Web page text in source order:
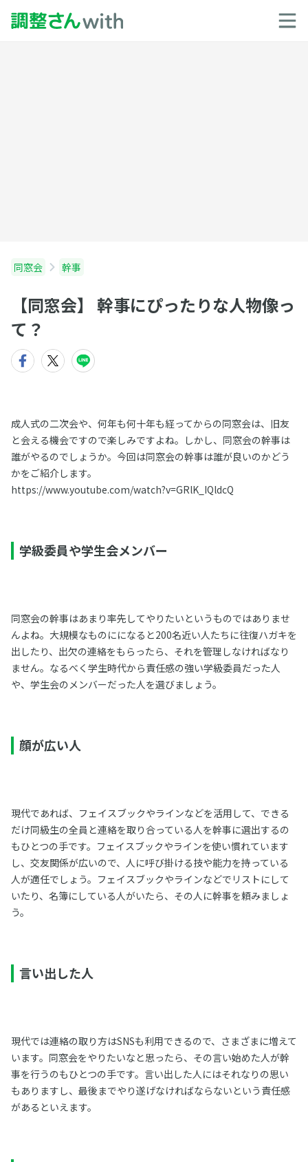
同窓会 幹事
【同窓会】 幹事にぴったりな人物像っ
て？
成人式の二次会や、何年も何十年も経ってからの同窓会は、旧友
と会える機会ですので楽しみですよね。しかし、同窓会の幹事は
誰がやるのでしょうか。今回は同窓会の幹事は誰が良いのかどう
かをご紹介します。
https://www.youtube.com/watch?v=GRlK_IQldcQ
学級委員や学生会メンバー
同窓会の幹事はあまり率先してやりたいというものではありませ
んよね。大規模なものにになると200名近い人たちに往復ハガキを
出したり、出欠の連絡をもらったら、それを管理しなければなり
ません。なるべく学生時代から責任感の強い学級委員だった人
や、学生会のメンバーだった人を選びましょう。
顔が広い人
現代であれば、フェイスブックやラインなどを活用して、できる
だけ同級生の全員と連絡を取り合っている人を幹事に選出するの
もひとつの手です。フェイスブックやラインを使い慣れています
し、交友関係が広いので、人に呼び掛ける技や能力を持っている
人が適任でしょう。フェイスブックやラインなどでリストにして
いたり、名簿にしている人がいたら、その人に幹事を頼みましょ
う。
言い出した人
現代では連絡の取り方はSNSも利用できるので、さまざまに増えて
います。同窓会をやりたいなと思ったら、その言い始めた人が幹
事を行うのもひとつの手です。言い出した人にはそれなりの思い
もありますし、最後までやり遂げなければならないという責任感
があるといえます。